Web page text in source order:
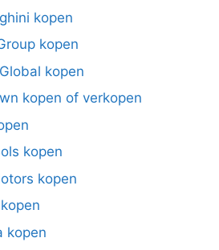
kopen
kopen
kopen
kopen of verkopen
kopen
kopen
kopen